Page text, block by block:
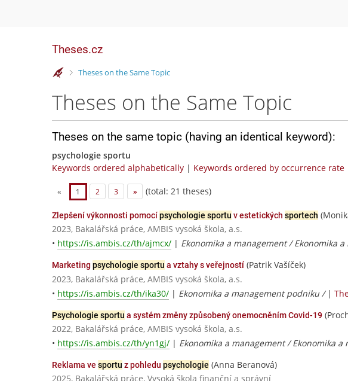
Theses.cz
>
Theses on the Same Topic
Theses on the Same Topic
Theses on the same topic (having an identical keyword):
psychologie sportu
Keywords ordered alphabetically | Keywords ordered by occurrence rate
« 1 2 3 » (total: 21 theses)
Zlepšení výkonnosti pomocípsychologie sportu v estetických sportech
2023, Bakalářská práce, AMBIS vysoká škola, a.s.
• https://is.ambis.cz/th/ajmcx/ | Ekonomika a management / Ekonomika
Marketing psychologie sportu a vztahy s veřejností (Patrik Vašíček)
2023, Bakalářská práce, AMBIS vysoká škola, a.s.
• https://is.ambis.cz/th/ika30/ | Ekonomika a management podniku / |
Psychologie sportu a systém změny způsobený onemocněním Covid-19
2022, Bakalářská práce, AMBIS vysoká škola, a.s.
• https://is.ambis.cz/th/yn1gj/ | Ekonomika a management / Ekonomika
Reklama ve sportu z pohledu psychologie (Anna Beranová)
2025, Bakalářská práce, Vysoká škola finanční a správní